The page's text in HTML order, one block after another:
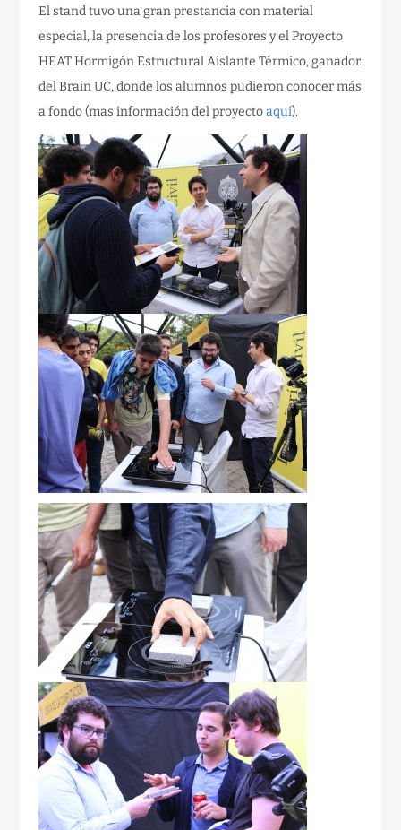
El stand tuvo una gran prestancia con material
especial, la presencia de los profesores y el Proyecto
HEAT Hormigón Estructural Aislante Térmico, ganador
del Brain UC, donde los alumnos pudieron conocer más
a fondo (mas información del proyectoaquí).